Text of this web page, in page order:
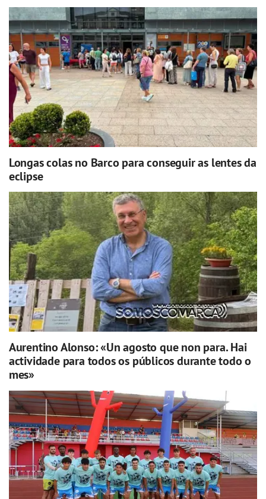
Longas colas no Barco para conseguir as lentes da
eclipse
Aurentino Alonso: «Un agosto que non para. Hai
actividade para todos os públicos durante todo o
mes»